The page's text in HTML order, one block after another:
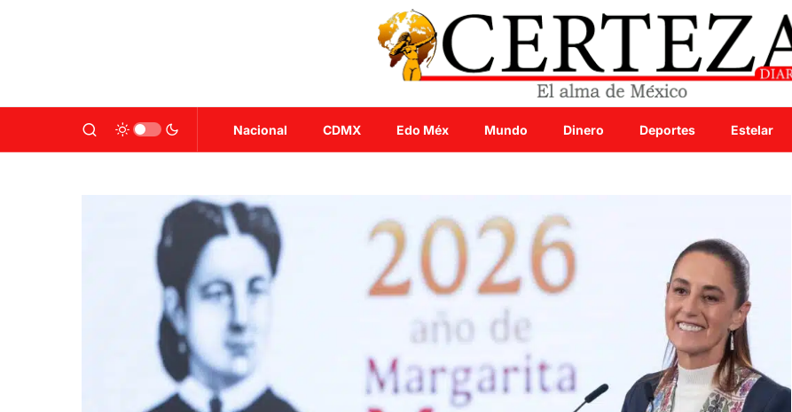
Nacional CDMX Edo Méx Mundo Dinero Deportes Estelar